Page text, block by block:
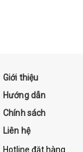
Giới thiệu
Hướng dẫn
Chính sách
Liên hệ
Hotline đặt hàng